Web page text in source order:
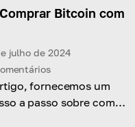
os lucros!Bitcoin com
julho de 2024
fornecemos um
a passo sobre como